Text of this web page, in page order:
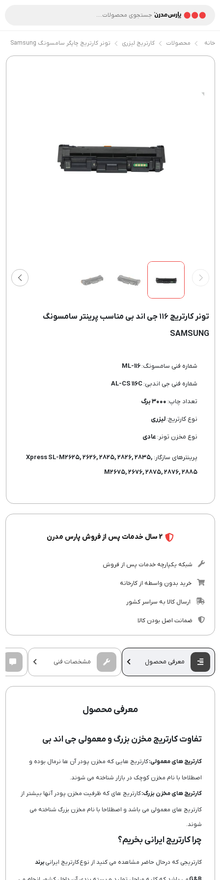
خانه محصولات کارتریج لیزری تونر کارتریج چاپگر سامسونگ Samsung
تونر کارتریج ۱۱۶ جی اند بی مناسب پرینتر سامسونگ
SAMSUNG
شماره فنی سامسونگ:
شماره فنی جی اندبی:
تعداد چاپ:
نوع کارتریج:لیزری
نوع مخزن تونر: عادی
پرینترهای سازگار: Xpress SL-M۲۶۲۵, ۲۶۲۶, ۲۸۲۵, ۲۸۲۶, ۲۸۳۵,
M۲۶۷۵, ۲۶۷۶, ۲۸۷۵, ۲۸۷۶, ۲۸۸۵
2 سال خدمات پس از فروش پارس مدرن
شبکه یکپارچه خدمات پس از فروش
خرید بدون واسطه از کارخانه
ارسال کالا به سراسر کشور
ضمانت اصل بودن کالا
معرفی محصول مشخصات فنی
معرفی محصول
تفاوت کارتریج مخزن بزرگ و معمولی جی اند بی
کارتریج های معمولی:کارتریج هایی که مخزن پودر آن ها نرمال بوده و
اصطلاحا با نام مخزن کوچک در بازار شناخته می شوند.
کارتریج های مخزن بزرگ:کارتریج های که ظرفیت مخزن پودر آنها بیشتر از
کارتریج های معمولی می باشد و اصطلاحا با نام مخزن بزرگ شناخته می
شوند.
چرا کارتریج ایرانی بخریم؟
کارتریجی که درحال حاضر مشاهده می کنید از نوع کارتریج ایرانیبرند